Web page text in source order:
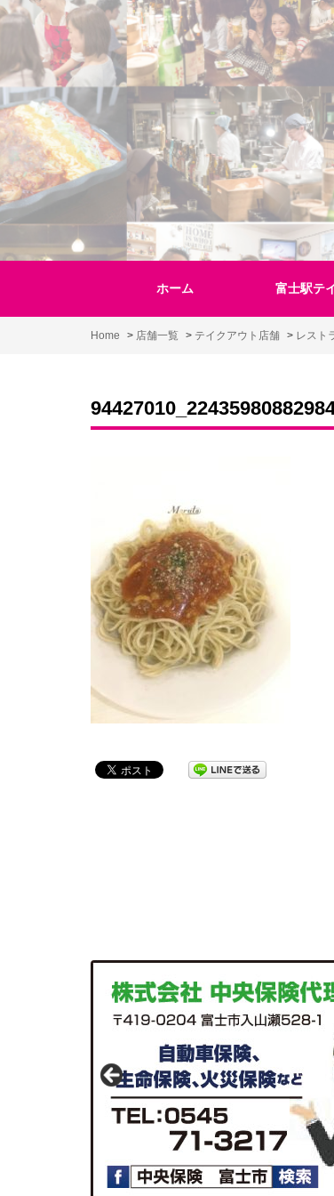
Skip
content
ホーム 富士駅テ
Home > 店舗一覧 > テイクアウト店舗 > レスト